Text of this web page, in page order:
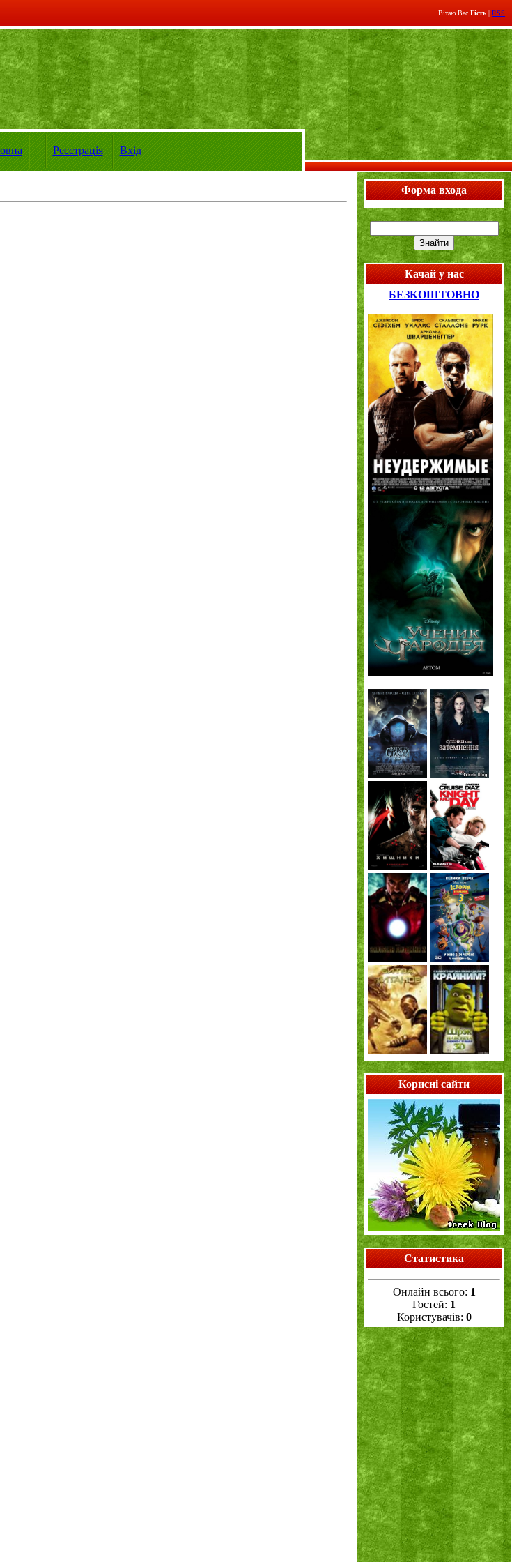
Вітаю Вас Гість | RSS
Реєстрація Вхід
Форма входа
Качай у нас
БЕЗКОШТОВНО
Корисні сайти
Статистика
Онлайн всього: 1
Гостей: 1
Користувачів: 0